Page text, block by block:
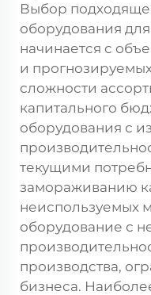
Выбор
оборудования
начинается с
и
сложности
капитального
оборудования с
текущими
замораживанию
неиспользуемых
оборудование с
производства,
бизнеса.